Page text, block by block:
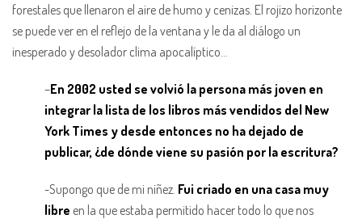
forestales que llenaron el aire de humo y cenizas. El rojizo horizonte
se puede ver en el reflejo de la ventana y le da al diálogo un
inesperado y desolador clima apocalíptico…
–En 2002 usted se volvió la persona más joven en
integrar la lista de los libros más vendidos del New
York Times y desde entonces no ha dejado de
publicar, ¿de dónde viene su pasión por la escritura?
-Supongo que de mi niñez. Fui criado en una casa muy
libre en la que estaba permitido hacer todo lo que nos